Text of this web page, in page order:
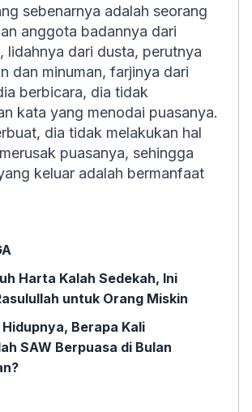
sebenarnya adalah seorang
anggota badannya dari
lidahnya dari dusta, perutnya
dan minuman, farjinya dari
berbicara, dia tidak
kata yang menodai puasanya.
dia tidak melakukan hal
puasanya, sehingga
keluar adalah bermanfaat
Harta Kalah Sedekah, Ini
untuk Orang Miskin
Berapa Kali
SAW Berpuasa di Bulan